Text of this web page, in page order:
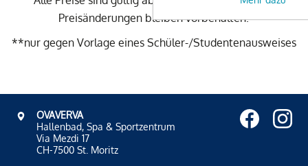
Preisänderungen bleiben vorbehalten.
**nur gegen Vorlage eines Schüler-/Studentenausweises
OVAVERVA
Hallenbad, Spa & Sportzentrum
Via Mezdi 17
CH-7500 St. Moritz